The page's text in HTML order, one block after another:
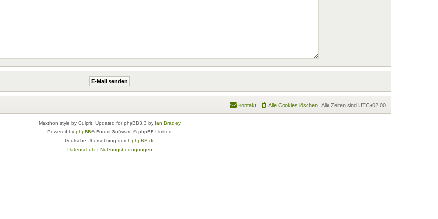
Alle Zeiten sind UTC+02:00
Alle Cookies löschen
Kontakt
Maxthon style by Culprit. Updated for phpBB3.3 by Ian Bradley
Powered by phpBB® Forum Software © phpBB Limited
Deutsche Übersetzung durch phpBB.de
Datenschutz| Nutzungsbedingungen